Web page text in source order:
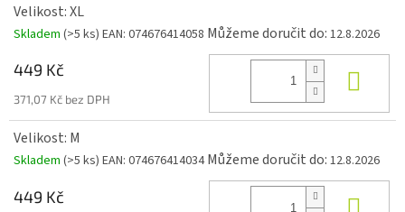
Velikost: XL
Skladem (>5 ks) EAN: 074676414058 Můžeme doručit do: 12.8.2026
449 Kč
371,07 Kč bez DPH
Velikost: M
Skladem (>5 ks) EAN: 074676414034 Můžeme doručit do: 12.8.2026
449 Kč